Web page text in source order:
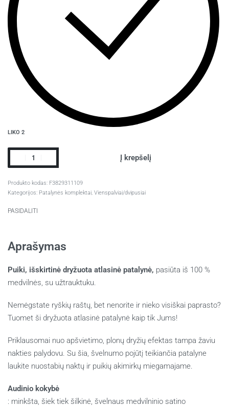
LIKO 2
Į krepšelį
F3829311109
Kategorijos: Patalynės komplektai, Vienspalviai/dvipusiai
PASIDALITI
Aprašymas
Puiki, išskirtinė dryžuota atlasinė patalynė, pasiūta iš 100 %
medvilnės, su užtrauktuku.
Nemėgstate ryškių raštų, bet nenorite ir nieko visiškai paprasto?
Tuomet ši dryžuota atlasinė patalynė kaip tik Jums!
Priklausomai nuo apšvietimo, plonų dryžių efektas tampa žaviu
nakties palydovu. Su šia, švelnumo pojūtį teikiančia patalyne
laukite nuostabių naktų ir puikių akimirkų miegamajame.
Audinio kokybė
: minkšta, šiek tiek šilkinė, švelnaus medvilninio satino